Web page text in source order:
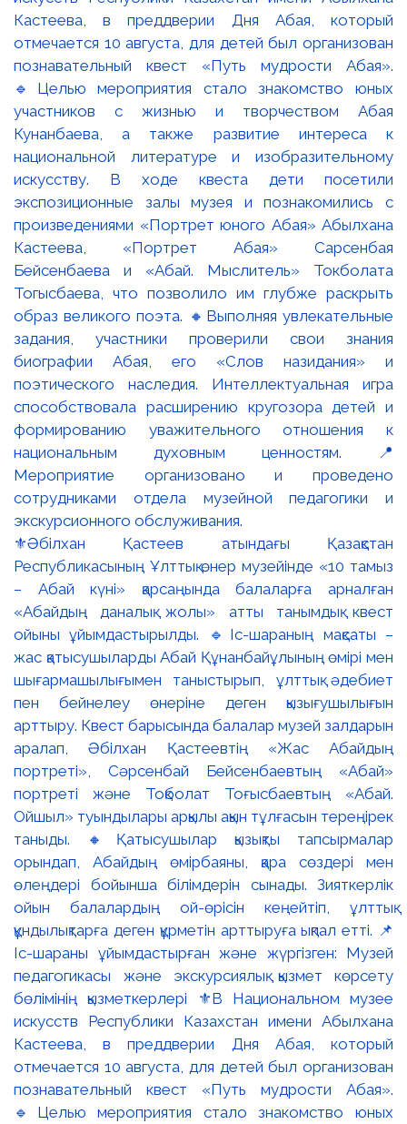
⚜️Әбілхан Қастеев атындағы Қазақстан
Республикасының Ұлттық өнер музейінде «10 тамыз
– Абай күні» қарсаңында балаларға арналған
«Абайдың даналық жолы» атты танымдық квест
ойыны ұйымдастырылды. 🔹Іс-шараның мақсаты –
жас қатысушыларды Абай Құнанбайұлының өмірі мен
шығармашылығымен таныстырып, ұлттық әдебиет
пен бейнелеу өнеріне деген қызығушылығын
арттыру. Квест барысында балалар музей залдарын
аралап, Әбілхан Қастеевтің «Жас Абайдың
портреті», Сәрсенбай Бейсенбаевтың «Абай»
портреті және Тоқболат Тоғысбаевтың «Абай.
Ойшыл» туындылары арқылы ақын тұлғасын тереңірек
таныды. 🔸Қатысушылар қызықты тапсырмалар
орындап, Абайдың өмірбаяны, қара сөздері мен
өлеңдері бойынша білімдерін сынады. Зияткерлік
ойын балалардың ой-өрісін кеңейтіп, ұлттық
құндылықтарға деген құрметін арттыруға ықпал етті. 📌
Іс-шараны ұйымдастырған және жүргізген: Музей
педагогикасы және экскурсиялық қызмет көрсету
бөлімінің қызметкерлері ⚜️В Национальном музее
искусств Республики Казахстан имени Абылхана
Кастеева, в преддверии Дня Абая, который
отмечается 10 августа, для детей был организован
познавательный квест «Путь мудрости Абая».
🔹Целью мероприятия стало знакомство юных